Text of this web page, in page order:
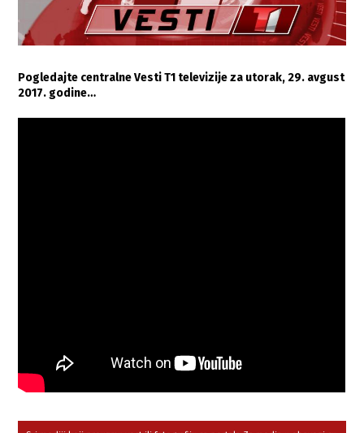
Pogledajte centralne Vesti T1 televizije za utorak, 29. avgust
2017. godine…